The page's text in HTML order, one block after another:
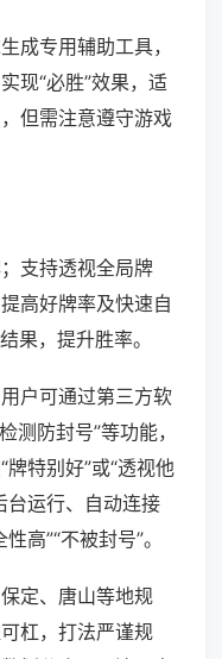
成专用辅助工具，
现“必胜”效果，适
但需注意遵守游戏
支持透视全局牌
高好牌率及快速自
果，提升胜率。
户可通过第三方软
测防封号”等功能，
特别好”或“透视他
台运行、自动连接
高”“不被封号”。
定、唐山等地规
杠，打法严谨规